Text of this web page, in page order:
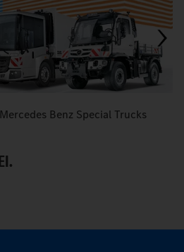
Benz Special Trucks